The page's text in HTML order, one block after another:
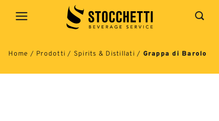
Home / Prodotti / Spirits & Distillati / Grappa di Barolo